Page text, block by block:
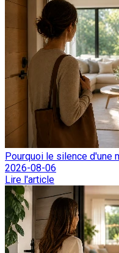
Pourquoi le silence d'une
2026-08-06
Lire l'article